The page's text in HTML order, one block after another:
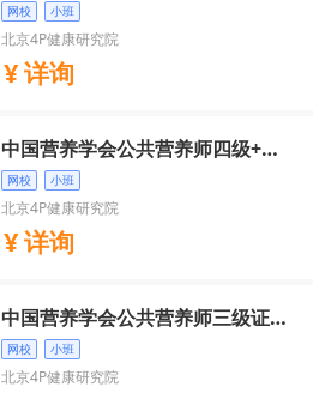
网校 小班
北京4P健康研究院
详询
中国营养学会公共营养师四级+三
级证书培训
网校 小班
北京4P健康研究院
详询
中国营养学会公共营养师三级证书
培训
网校 小班
北京4P健康研究院